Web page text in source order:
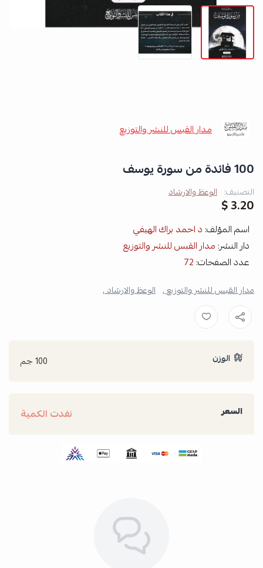
مدار القبس للنشر والتوزيع
100 فائدة من سورة يوسف
التصنيف: الوعظ والارشاد
3.20 $
اسم المؤلف: د احمد براك الهيفي
دار النشر: مدار القبس للنشر والتوزيع
عدد الصفحات:
مدار القبس للنشر والتوزيع , الوعظ والارشاد ,
الوزن 100 جم
السعر نفدت الكمية